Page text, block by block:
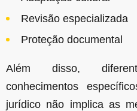
Revisão especializada
Proteção documental
Além disso,
conhecimentos
jurídico não implica as